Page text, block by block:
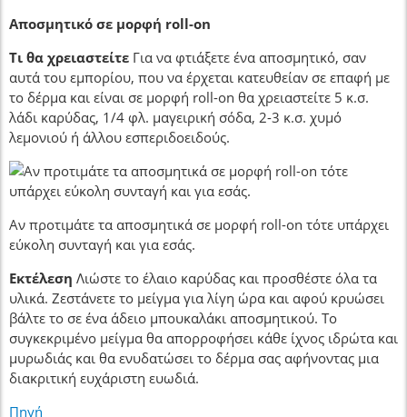
Αποσμητικό σε μορφή roll-on
Τι θα χρειαστείτε Για να φτιάξετε ένα αποσμητικό, σαν
αυτά του εμπορίου, που να έρχεται κατευθείαν σε επαφή με
το δέρμα και είναι σε μορφή roll-on θα χρειαστείτε 5 κ.σ.
λάδι καρύδας, 1/4 φλ. μαγειρική σόδα, 2-3 κ.σ. χυμό
λεμονιού ή άλλου εσπεριδοειδούς.
Αν προτιμάτε τα αποσμητικά σε μορφή roll-on τότε υπάρχει
εύκολη συνταγή και για εσάς.
Εκτέλεση Λιώστε το έλαιο καρύδας και προσθέστε όλα τα
υλικά. Ζεστάνετε το μείγμα για λίγη ώρα και αφού κρυώσει
βάλτε το σε ένα άδειο μπουκαλάκι αποσμητικού. Το
συγκεκριμένο μείγμα θα απορροφήσει κάθε ίχνος ιδρώτα και
μυρωδιάς και θα ενυδατώσει το δέρμα σας αφήνοντας μια
διακριτική ευχάριστη ευωδιά.
Πηγή